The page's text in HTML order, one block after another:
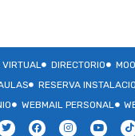
DIRECTORIO
RESERVA
WEBMAIL PERSONAL